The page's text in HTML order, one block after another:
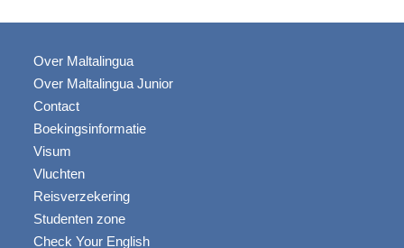
Over Maltalingua
Over Maltalingua Junior
Contact
Boekingsinformatie
Visum
Vluchten
Reisverzekering
Studenten zone
Check Your English